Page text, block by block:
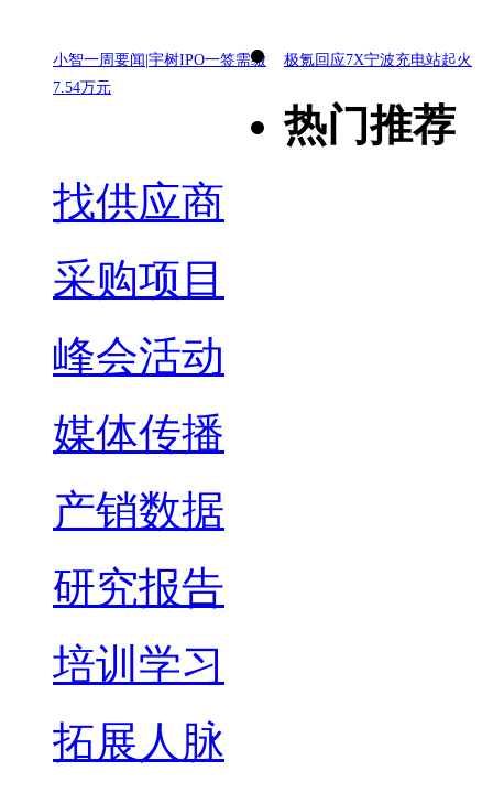
小智一周要闻|宇树IPO一签需缴
7.54万元
极氪回应7X宁波充电站起火
热门推荐
找供应商
采购项目
峰会活动
媒体传播
产销数据
研究报告
培训学习
拓展人脉